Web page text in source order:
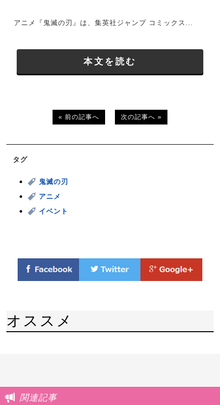
アニメ『鬼滅の刃』は、集英社ジャンプ コミックス...
本文を読む
« 前の記事へ 次の記事へ »
タグ
鬼滅の刃
アニメ
イベント
オススメ
関連記事